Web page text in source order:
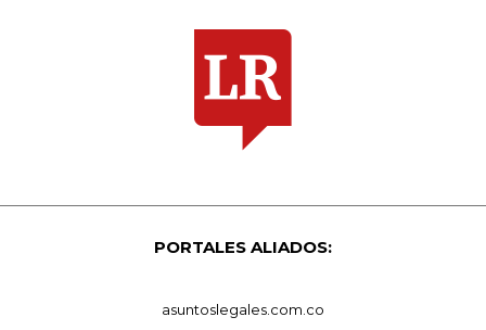
PORTALES ALIADOS:
asuntoslegales.com.co